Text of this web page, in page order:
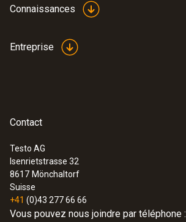
mm, Ø 6 mm, Tmax 500 °C
Connaissances
Entreprise
Contact
Testo AG
Isenrietstrasse 32
8617 Mönchaltorf
Suisse
+41 (0)43 277 66 66
Vous pouvez nous joindre par téléphone :